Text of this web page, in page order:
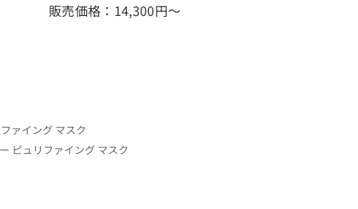
販売価格：14,300円～
ァイング マスク
ピュリファイング マスク